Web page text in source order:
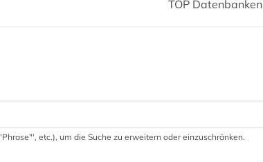
TOP Datenbanken
etc.), um die Suche zu erweitern oder einzuschränken.